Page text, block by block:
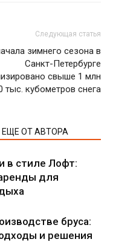
Следующая статья
зимнего сезона в
Санкт-Петербурге
свыше 1 млн
тыс. кубометров снега
ЕЩЕ ОТ АВТОРА
в стиле Лофт:
для
бруса:
и решения